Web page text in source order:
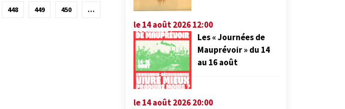
448 449 450
…
le 14 août 2026 12:00
Les « Journées de
Mauprévoir » du 14
au 16 août
le 14 août 2026 20:00